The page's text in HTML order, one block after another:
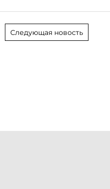
Следующая новость